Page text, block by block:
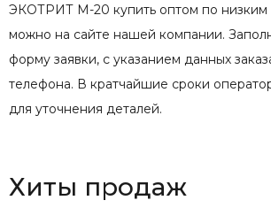
ЭКОТРИТ М-20 купить оптом по низким
можно на сайте нашей компании.
форму заявки, с указанием данных
телефона. В кратчайшие сроки
для уточнения деталей.
Хиты продаж